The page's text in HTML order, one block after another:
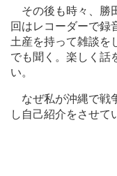
その後も時々、勝
回はレコーダーで録
土産を持って雑談を
でも聞く。楽しく話
い。
なぜ私が沖縄で戦
し自己紹介をさせて